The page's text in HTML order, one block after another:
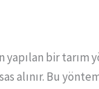
bir tarım
alınır. Bu